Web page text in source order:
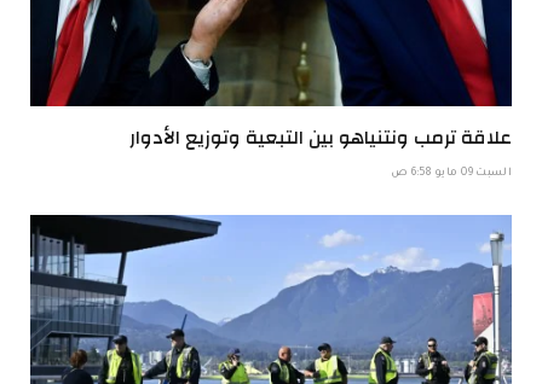
علاقة ترمب ونتنياهو بين التبعية وتوزيع الأدوار
السبت 09 مايو 6:58 ص